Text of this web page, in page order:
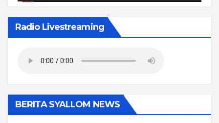
Radio Livestreaming
BERITA SYALLOM NEWS